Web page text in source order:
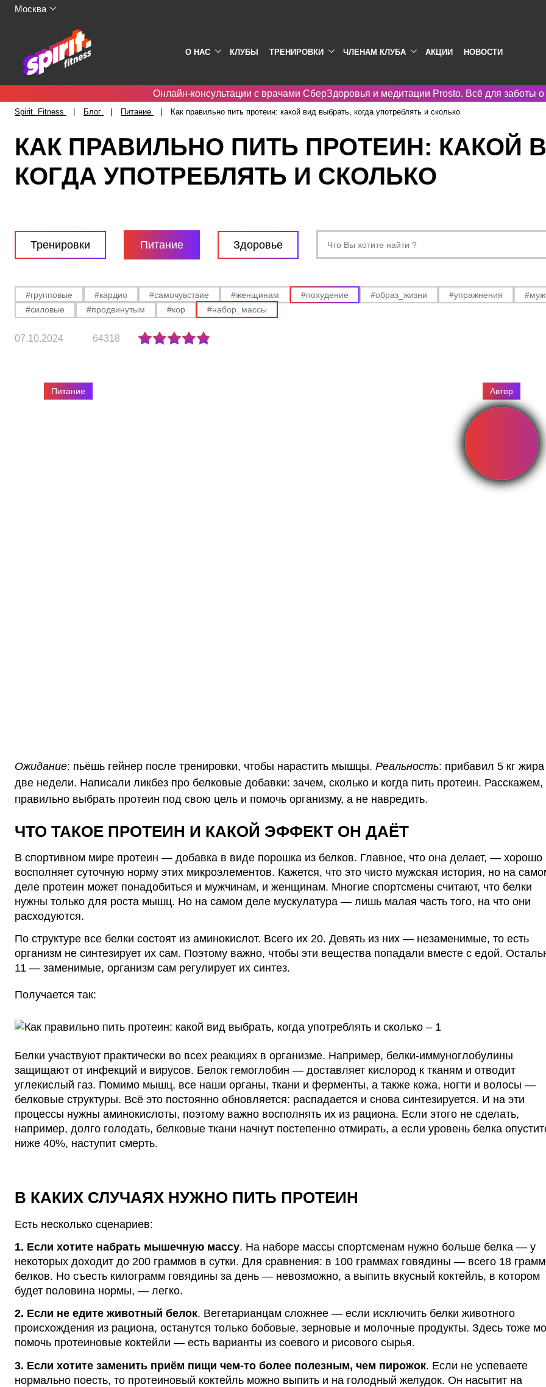
Москва
О НАС КЛУБЫ ТРЕНИРОВКИ ЧЛЕНАМ КЛУБА АКЦИИ НОВОСТИ
Онлайн-консультации с врачами СберЗдоровья и медитации Prosto. Всё для заботы
Spirit. Fitness Блог Питание Как правильно пить протеин: какой вид выбрать, когда употреблять и сколько
КАК ПРАВИЛЬНО ПИТЬ ПРОТЕИН: КАКОЙ
КОГДА УПОТРЕБЛЯТЬ И СКОЛЬКО
Тренировки Питание Здоровье
#групповые #кардио #самочувствие #женщинам #похудение #образ_жизни #упражнения
#силовые
#продвинутым #кор #набор_массы
07.10.2024 64318
Питание Автор
Ожидание: пьёшь гейнер после тренировки, чтобы нарастить мышцы. Реальность: прибавил 5 кг жира
две недели. Написали ликбез про белковые добавки: зачем, сколько и когда пить протеин. Расскажем,
правильно выбрать протеин под свою цель и помочь организму, а не навредить.
ЧТО ТАКОЕ ПРОТЕИН И КАКОЙ ЭФФЕКТ ОН ДАЁТ
В спортивном мире протеин — добавка в виде порошка из белков. Главное, что она делает, — хорошо
восполняет суточную норму этих микроэлементов. Кажется, что это чисто мужская история, но на
деле протеин может понадобиться и мужчинам, и женщинам. Многие спортсмены считают, что белки
нужны только для роста мышц. Но на самом деле мускулатура — лишь малая часть того, на что они
расходуются.
По структуре все белки состоят из аминокислот. Всего их 20. Девять из них — незаменимые, то есть
организм не синтезирует их сам. Поэтому важно, чтобы эти вещества попадали вместе с едой.
11 — заменимые, организм сам регулирует их синтез.
Получается так:
Белки участвуют практически во всех реакциях в организме. Например, белки-иммуноглобулины
защищают от инфекций и вирусов. Белок гемоглобин — доставляет кислород к тканям и отводит
углекислый газ. Помимо мышц, все наши органы, ткани и ферменты, а также кожа, ногти и волосы —
белковые структуры. Всё это постоянно обновляется: распадается и снова синтезируется. И на эти
процессы нужны аминокислоты, поэтому важно восполнять их из рациона. Если этого не сделать,
например, долго голодать, белковые ткани начнут постепенно отмирать, а если уровень белка
ниже 40%, наступит смерть.
В КАКИХ СЛУЧАЯХ НУЖНО ПИТЬ ПРОТЕИН
Есть несколько сценариев:
1. Если хотите набрать мышечную массу. На наборе массы спортсменам нужно больше белка — у
некоторых доходит до 200 граммов в сутки. Для сравнения: в 100 граммах говядины — всего 18
белков. Но съесть килограмм говядины за день — невозможно, а выпить вкусный коктейль, в котором
будет половина нормы, — легко.
2. Если не едите животный белок. Вегетарианцам сложнее — если исключить белки животного
происхождения из рациона, останутся только бобовые, зерновые и молочные продукты. Здесь тоже
помочь протеиновые коктейли — есть варианты из соевого и рисового сырья.
3. Если хотите заменить приём пищи чем-то более полезным, чем пирожок. Если не успеваете
нормально поесть, то протеиновый коктейль можно выпить и на голодный желудок. Он насытит на